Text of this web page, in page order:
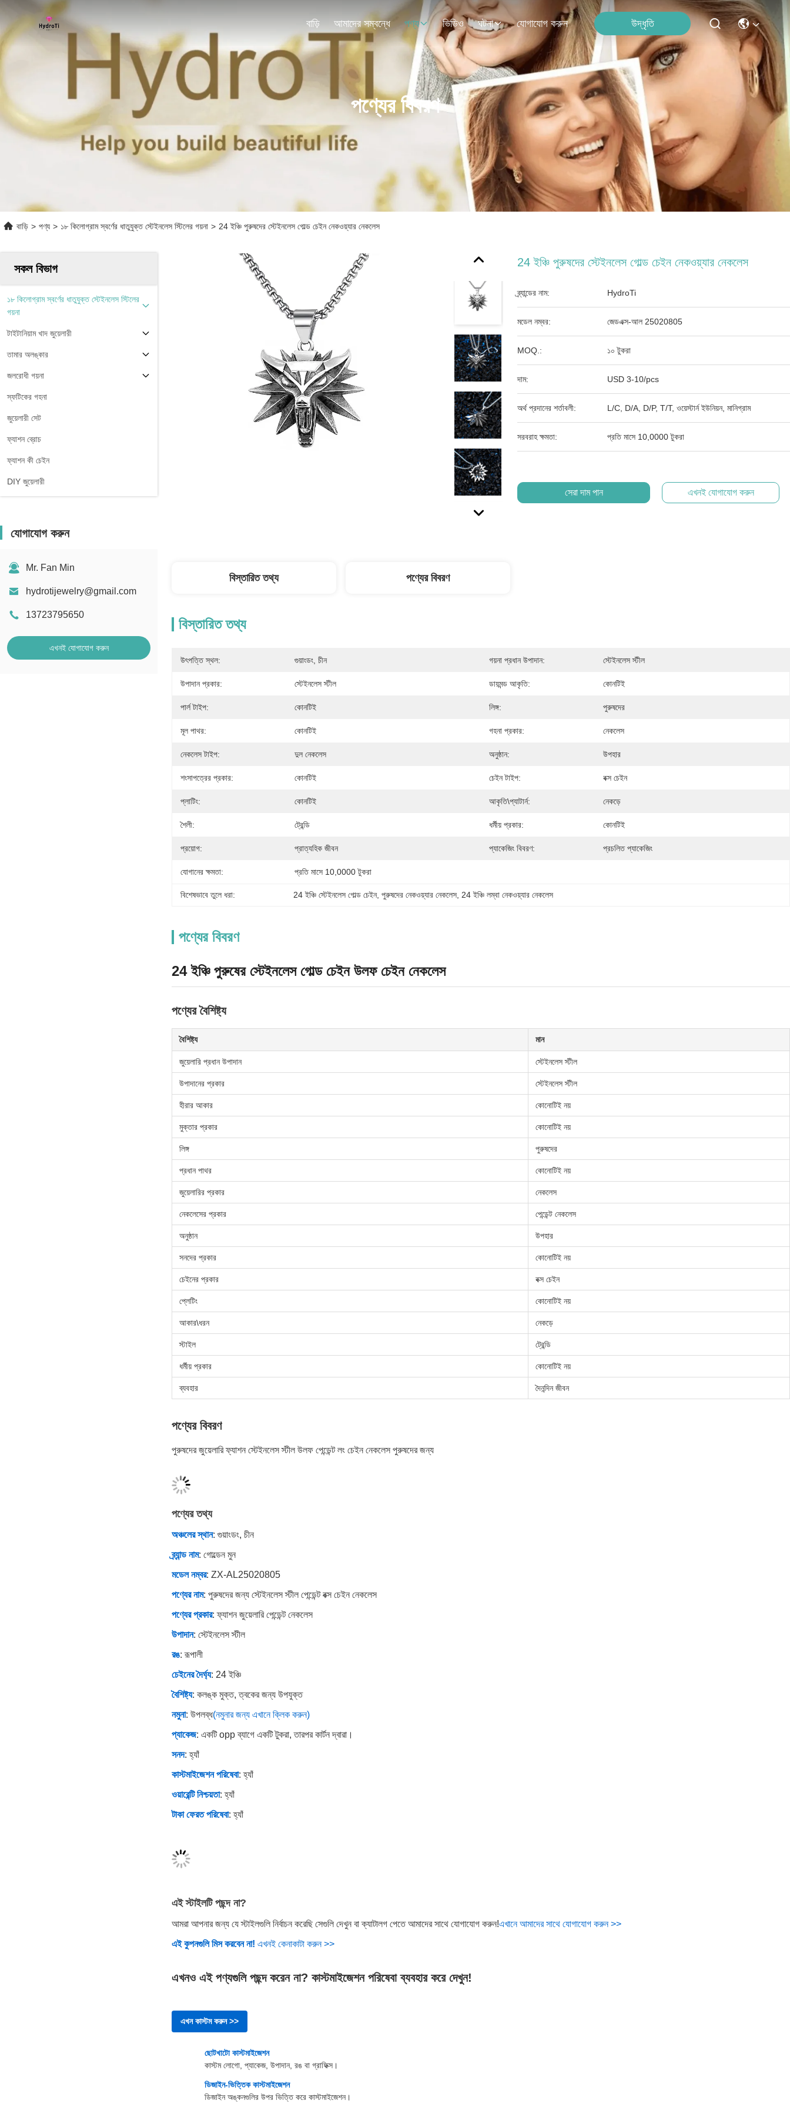
বাড়ি আমাদের সম্বন্ধে পণ্য ভিডিও ঘটনা যোগাযোগ করুন উদ্ধৃতি
পণ্যের বিবরণ
বাড়ি > পণ্য > ১৮ কিলোগ্রাম স্বর্ণের ধাতুযুক্ত স্টেইনলেস স্টিলের গয়না > 24 ইঞ্চি পুরুষদের স্টেইনলেস গোল্ড চেইন নেকওয়্যার নেকলেস
সকল বিভাগ
১৮ কিলোগ্রাম স্বর্ণের ধাতুযুক্ত স্টেইনলেস স্টিলের
গয়না
টাইটানিয়াম খাদ জুয়েলারী
তামার অলঙ্কার
জলরোধী গয়না
স্ফটিকের গহনা
জুয়েলারী সেট
ফ্যাশন ব্রোচ
ফ্যাশন কী চেইন
DIY জুয়েলারী
যোগাযোগ করুন
Mr. Fan Min
hydrotijewelry@gmail.com
13723795650
এখনই যোগাযোগ করুন
24 ইঞ্চি পুরুষদের স্টেইনলেস গোল্ড চেইন নেকওয়্যার নেকলেস
ব্র্যান্ডের নাম: HydroTi
মডেল নম্বর: জেডএক্স-আল 25020805
MOQ.: ১০ টুকরা
দাম: USD 3-10/pcs
অর্থ প্রদানের শর্তাবলী: L/C, D/A, D/P, T/T, ওয়েস্টার্ন ইউনিয়ন, মানিগ্রাম
সরবরাহ ক্ষমতা: প্রতি মাসে 10,0000 টুকরা
সেরা দাম পান এখনই যোগাযোগ করুন
বিস্তারিত তথ্য পণ্যের বিবরণ
বিস্তারিত তথ্য
উৎপত্তি স্থল: গুয়াংডং, চীন গয়না প্রধান উপাদান: স্টেইনলেস স্টীল
উপাদান প্রকার: স্টেইনলেস স্টীল ডায়মন্ড আকৃতি: কোনটিই
পার্ল টাইপ: কোনটিই লিঙ্গ: পুরুষদের
মূল পাথর: কোনটিই গহনা প্রকার: নেকলেস
নেকলেস টাইপ: দুল নেকলেস অনুষ্ঠান: উপহার
শংসাপত্রের প্রকার: কোনটিই চেইন টাইপ: বক্স চেইন
প্লাটিং: কোনটিই আকৃতি\প্যাটার্ন: নেকড়ে
শৈলী: ট্রেন্ডি ধর্মীয় প্রকার: কোনটিই
প্রয়োগ: প্রাত্যহিক জীবন প্যাকেজিং বিবরণ: প্রচলিত প্যাকেজিং
যোগানের ক্ষমতা: প্রতি মাসে 10,0000 টুকরা
বিশেষভাবে তুলে ধরা: 24 ইঞ্চি স্টেইনলেস গোল্ড চেইন, পুরুষদের নেকওয়্যার নেকলেস 24 ইঞ্চি লম্বা নেকওয়্যার নেকলেস
পণ্যের বিবরণ
24 ইঞ্চি পুরুষের স্টেইনলেস গোল্ড চেইন উলফ চেইন নেকলেস
পণ্যের বৈশিষ্ট্য
বৈশিষ্ট্য মান
জুয়েলারি প্রধান উপাদান স্টেইনলেস স্টীল
উপাদানের প্রকার স্টেইনলেস স্টীল
হীরার আকার কোনোটিই নয়
মুক্তার প্রকার কোনোটিই নয়
লিঙ্গ পুরুষদের
প্রধান পাথর কোনোটিই নয়
জুয়েলারির প্রকার নেকলেস
নেকলেসের প্রকার পেন্ডেন্ট নেকলেস
অনুষ্ঠান উপহার
সনদের প্রকার কোনোটিই নয়
চেইনের প্রকার বক্স চেইন
প্লেটিং কোনোটিই নয়
আকার\ধরন নেকড়ে
স্টাইল ট্রেন্ডি
ধর্মীয় প্রকার কোনোটিই নয়
ব্যবহার দৈনন্দিন জীবন
পণ্যের বিবরণ
পুরুষদের জুয়েলারি ফ্যাশন স্টেইনলেস স্টীল উলফ পেন্ডেন্ট লং চেইন নেকলেস পুরুষদের জন্য
পণ্যের তথ্য
অঞ্চলের স্থান: গুয়াংডং, চীন
ব্র্যান্ড নাম: গোল্ডেন মুন
মডেল নম্বর: ZX-AL25020805
পণ্যের নাম: পুরুষদের জন্য স্টেইনলেস স্টীল পেন্ডেন্ট বক্স চেইন নেকলেস
পণ্যের প্রকার: ফ্যাশন জুয়েলারি পেন্ডেন্ট নেকলেস
উপাদান: স্টেইনলেস স্টীল
রঙ: রূপালী
চেইনের দৈর্ঘ্য: 24 ইঞ্চি
বৈশিষ্ট্য: কলঙ্ক মুক্ত, ত্বকের জন্য উপযুক্ত
নমুনা: উপলব্ধ(নমুনার জন্য এখানে ক্লিক করুন)
প্যাকেজ: একটি opp ব্যাগে একটি টুকরা, তারপর কার্টন দ্বারা।
সনদ: হ্যাঁ
কাস্টমাইজেশন পরিষেবা: হ্যাঁ
ওয়ারেন্টি নিশ্চয়তা: হ্যাঁ
টাকা ফেরত পরিষেবা: হ্যাঁ
এই স্টাইলটি পছন্দ না?
আমরা আপনার জন্য যে স্টাইলগুলি নির্বাচন করেছি সেগুলি দেখুন বা ক্যাটালগ পেতে আমাদের সাথে যোগাযোগ করুন!এখানে আমাদের সাথে যোগাযোগ করুন >>
এই কুপনগুলি মিস করবেন না! এখনই কেনাকাটা করুন >>
এখনও এই পণ্যগুলি পছন্দ করেন না? কাস্টমাইজেশন পরিষেবা ব্যবহার করে দেখুন!
এখন কাস্টম করুন >>
ছোটখাটো কাস্টমাইজেশন
কাস্টম লোগো, প্যাকেজ, উপাদান, রঙ বা গ্রাফিক্স।
ডিজাইন-ভিত্তিক কাস্টমাইজেশন
ডিজাইন অঙ্কনগুলির উপর ভিত্তি করে কাস্টমাইজেশন।